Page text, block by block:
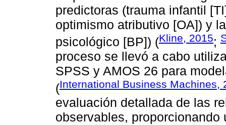
predictoras (trauma infantil
optimismo atributivo [OA]) y
psicológico [BP]) (Kline, 2015;
proceso se llevó a cabo
SPSS y AMOS 26 para
(International Business Machines,
evaluación detallada de las
observables,